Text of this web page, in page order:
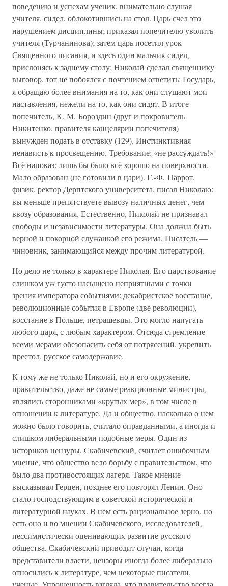
поведению и успехам ученик, внимательно слушая
учителя, сидел, облокотившись на стол. Царь счел это
нарушением дисциплины; приказал попечителю уволить
учителя (Турчанинова); затем царь посетил урок
Священного писания, и здесь один мальчик сидел,
прислонясь к заднему столу; Николай сделал священнику
выговор, тот не побоялся с почтением ответить: Государь,
я обращаю более внимания на то, как они слушают мои
наставления, нежели на то, как они сидят. В итоге
попечитель, К. М. Бороздин (друг и покровитель
Никитенко, правителя канцелярии попечителя)
вынужден подать в отставку (129). Инстинктивная
ненависть к просвещению. Требование: «не рассуждать!»
Всё напоказ: лишь бы было всё хорошо на поверхности.
Мало образован (не готовили в цари). Г.-Ф. Паррот,
физик, ректор Дерптского университета, писал Николаю:
вы меньше препятствуете вывозу наличных денег, чем
ввозу образования. Естественно, Николай не признавал
свободы и независимости литературы. Она должна быть
верной и покорной служанкой его режима. Писатель —
чиновник, занимающийся между прочим литературой.
Но дело не только в характере Николая. Его царствование
слишком уж густо насыщено неприятными с точки
зрения императора событиями: декабристское восстание,
революционные события в Европе (две революции),
восстание в Польше, петрашевцы. Это могло напугать
любого царя, с любым характером. Отсюда стремление
всеми мерами обезопасить себя от потрясений, укрепить
престол, русское самодержавие.
К тому же не только Николай, но и его окружение,
правительство, даже не самые реакционные министры,
являлись сторонниками «крутых мер», в том числе в
отношении к литературе. Да и общество, насколько о нем
можно было говорить, считало оправданными, а иногда и
слишком либеральными подобные меры. Один из
историков цензуры, Скабичевский, считает ошибочным
мнение, что общество вело борьбу с правительством, что
было два противостоящих лагеря. Такое мнение
высказывал Герцен, позднее его повторял Ленин. Оно
стало господствующим в советской исторической и
литературной науках. В нем есть рациональное зерно, но
есть оно и во мнении Скабичевского, исследователей,
пессимистически оценивающих развитие русского
общества. Скабичевский приводит случаи, когда
представители власти, цензоры иногда более либерально
относились к литературе, чем некоторые писатели,